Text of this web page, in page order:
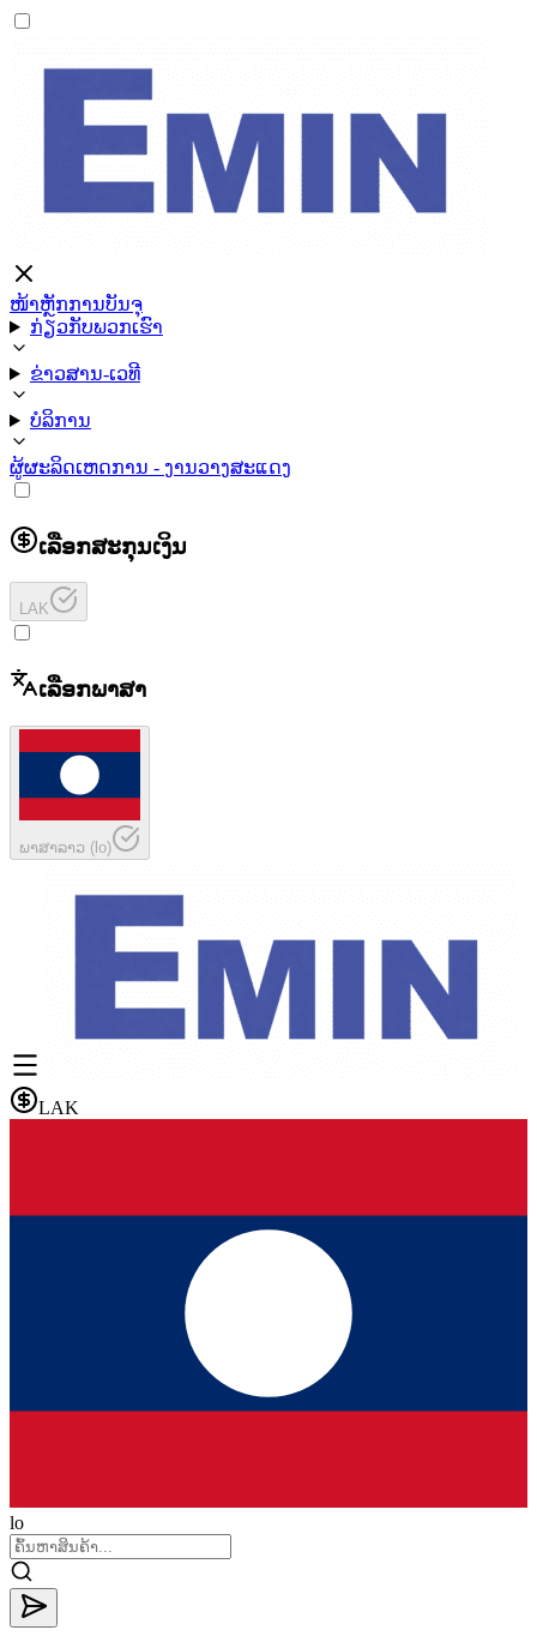
ໜ້າຫຼັກການບັນຈຸ
ກ່ຽວກັບພວກເຮົາ
ຂ່າວສານ-ເວທີ
ບໍລິການ
ຜູ້ຜະລິດເຫດການ - ງານວາງສະແດງ
ເລືອກສະກຸນເງິນ
LAK
ເລືອກພາສາ
ພາສາລາວ (lo)
LAK
lo